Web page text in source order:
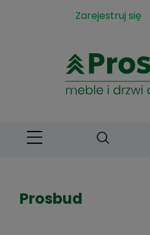
Zarejestruj się
Prosbud